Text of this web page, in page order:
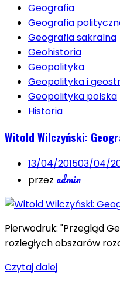
Geografia
Geografia
Geografia sakralna
Geohistoria
Geopolityka
Geopolityka i
Geopolityka polska
Historia
Witold Wilczyński:
13/04/201503/04/
przez admin
Pierwodruk: "Przegląd
rozległych obszarów
Czytaj dalej